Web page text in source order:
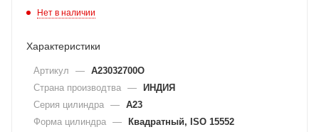
Нет в наличии
Характеристики
Артикул — A23032700O
Страна производтва — ИНДИЯ
Серия цилиндра — A23
Форма цилиндра — Квадратный, ISO 15552